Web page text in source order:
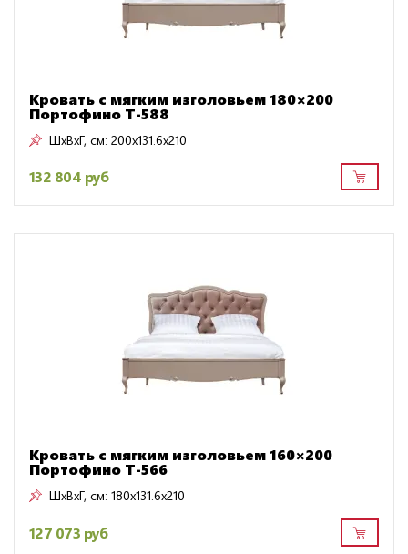
Кровать с мягким изголовьем 180×200
Портофино Т-588
ШxВxГ, см: 200x131.6x210
132 804 руб
Кровать с мягким изголовьем 160×200
Портофино Т-566
ШxВxГ, см: 180x131.6x210
127 073 руб